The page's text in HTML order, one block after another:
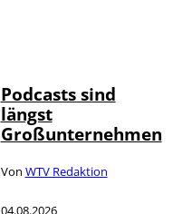
Podcasts sind
längst
Großunternehmen
Von WTV Redaktion
04.08.2026